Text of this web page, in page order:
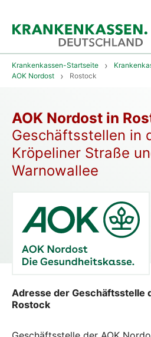
Krankenkassen-Startseite
AOK Nordost
Rostock
AOK Nordost in
Geschäftsstellen in
Kröpeliner Straße
Warnowallee
Adresse der Geschäftsstelle
Rostock